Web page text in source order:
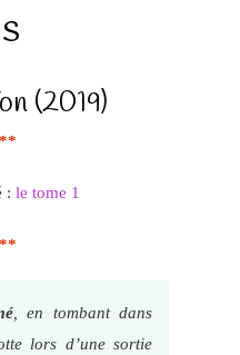
(2019)
: le tome 1
, en tombant dans
lors d’une sortie